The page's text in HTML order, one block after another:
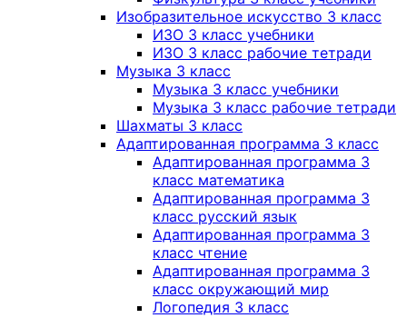
Изобразительное искусство 3 класс
ИЗО 3 класс учебники
ИЗО 3 класс рабочие тетради
Музыка 3 класс
Музыка 3 класс учебники
Музыка 3 класс рабочие тетради
Шахматы 3 класс
Адаптированная программа 3 класс
Адаптированная программа 3
класс математика
Адаптированная программа 3
класс русский язык
Адаптированная программа 3
класс чтение
Адаптированная программа 3
класс окружающий мир
Логопедия 3 класс